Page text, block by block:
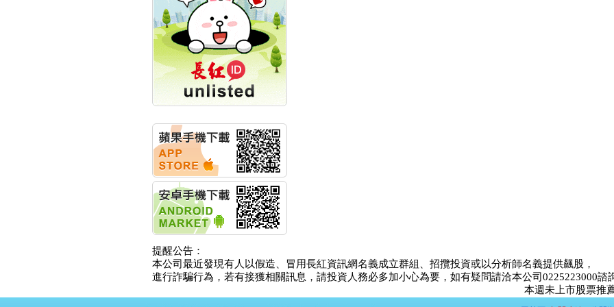
創新高 啟動興櫃轉上櫃
計畫
明緯企業:明緯永續科技
競賽 以電源驅動善的力
量
秀育企業:秀育SHO-U儲
能系統 獲國內首張CNS
認證
聯博投信:聯博00404A
華旭先進:代重要子公司
碩通散熱股份有限公司
公告董事會通過發言人
及代理發
華旭先進:代重要子公司
碩通散熱股份有限公司
公告董事會決議發行員
工認股權
華旭先進:代重要子公司
碩通散熱股份有限公司
公告董事會追認113年
向關係
提醒公告：
本公司最近發現有人以假造、冒用長紅資訊網名義成立群組、招攬投資或以分析師名義提供飆股，
進行詐騙行為，若有接獲相關訊息，請投資人務必多加小心為要，如有疑問請洽本公司0225223000諮
本週未上市股票推